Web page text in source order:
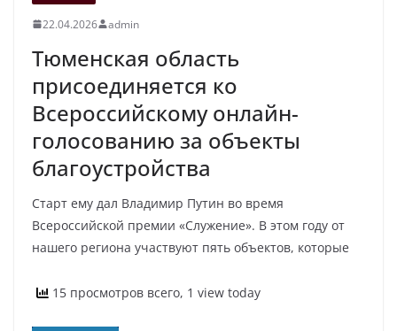
22.04.2026 admin
Тюменская область
присоединяется ко
Всероссийскому онлайн-
голосованию за объекты
благоустройства
Старт ему дал Владимир Путин во время
Всероссийской премии «Служение». В этом году от
нашего региона участвуют пять объектов, которые
15 просмотров всего, 1 view today